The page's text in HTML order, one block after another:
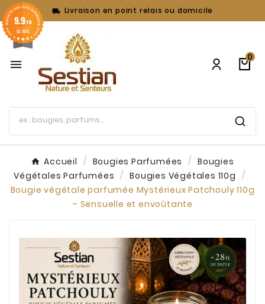
 Livraison en point relais ou domicile

0
Accueil Bougies Parfumées
Bougies
Végétales Parfumées
Bougies Végétales 110g
Bougie végétale parfumée Mystérieux Patchouly 110g
– Sensuelle et envoûtante
9.9/10
62 AVIS